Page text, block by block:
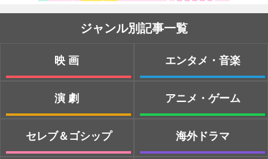
ジャンル別記事一覧
映画
演劇
セレブ＆ゴシップ
エンタメ・音楽
アニメ・ゲーム
海外ドラマ